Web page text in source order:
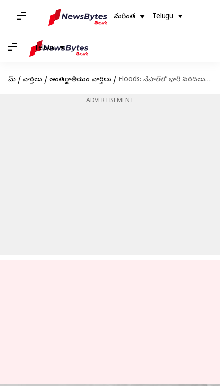
మరింత Telugu
Telugu
హోమ్ / వార్తలు / అంతర్జాతీయం వార్తలు / Floods: నేపాల్‌లో భారీ వరదలు.. 39 మంది మృతి
ADVERTISEMENT